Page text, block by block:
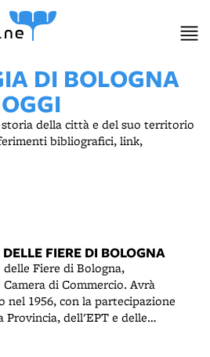
DI BOLOGNA
della città e del suo territorio
bibliografici, link,
FIERE DI BOLOGNA
Fiere di Bologna,
di Commercio. Avrà
1956, con la partecipazione
Provincia, dell'EPT e delle
commercianti e artigiani. Il